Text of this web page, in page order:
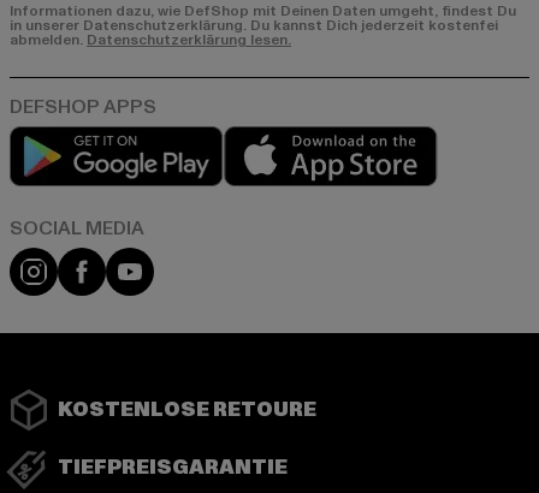
Informationen dazu, wie DefShop mit Deinen Daten umgeht, findest Du
in unserer Datenschutzerklärung. Du kannst Dich jederzeit kostenfei
abmelden. Datenschutzerklärung lesen.
Play market
Instagram
FacebookYouTube
KOSTENLOSE RETOURE
TIEFPREISGARANTIE